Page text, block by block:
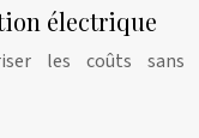
électrique
les coûts sans